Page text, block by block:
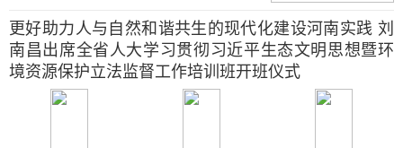
更好助力人与自然和谐共生的现代化建设河南实践 刘
南昌出席全省人大学习贯彻习近平生态文明思想暨环
境资源保护立法监督工作培训班开班仪式